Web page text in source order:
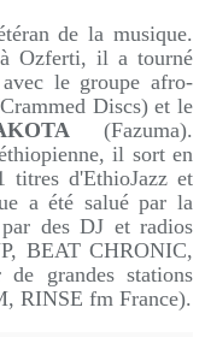
de la musique.
à Ozferti, il a tourné
le groupe afro-
Discs) et le
(Fazuma).
il sort en
titres d'EthioJazz et
a été salué par la
des DJ et radios
BEAT CHRONIC,
grandes stations
RINSE fm France).